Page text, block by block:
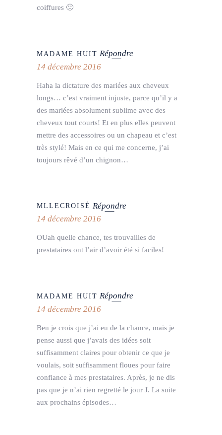
coiffures 🙂
MADAME HUIT Répondre
14 décembre 2016
Haha la dictature des mariées aux cheveux
longs… c’est vraiment injuste, parce qu’il y a
des mariées absolument sublime avec des
cheveux tout courts! Et en plus elles peuvent
mettre des accessoires ou un chapeau et c’est
très stylé! Mais en ce qui me concerne, j’ai
toujours rêvé d’un chignon…
MLLECROISÉ Répondre
14 décembre 2016
OUah quelle chance, tes trouvailles de
prestataires ont l’air d’avoir été si faciles!
MADAME HUIT Répondre
14 décembre 2016
Ben je crois que j’ai eu de la chance, mais je
pense aussi que j’avais des idées soit
suffisamment claires pour obtenir ce que je
voulais, soit suffisamment floues pour faire
confiance à mes prestataires. Après, je ne dis
pas que je n’ai rien regretté le jour J. La suite
aux prochains épisodes…